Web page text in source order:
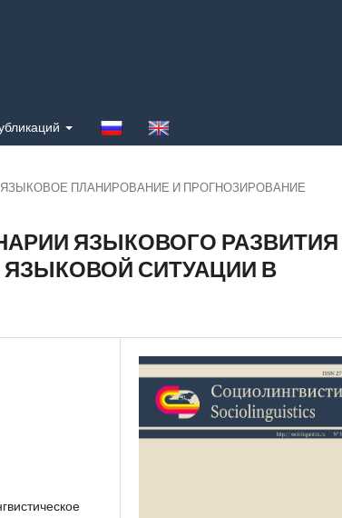
ЯЗЫКОВОЕ ПЛАНИРОВАНИЕ И ПРОГНОЗИРОВАНИЕ
ЯЗЫКОВОГО РАЗВИТИЯ
СИТУАЦИИ В